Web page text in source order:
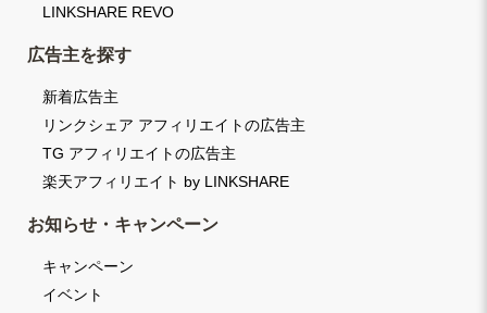
LINKSHARE REVO
広告主を探す
新着広告主
リンクシェア アフィリエイトの広告主
TG アフィリエイトの広告主
楽天アフィリエイト by LINKSHARE
お知らせ・キャンペーン
キャンペーン
イベント